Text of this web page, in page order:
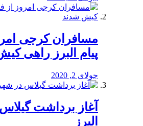
مسافران کرجی
پیام البرز راهی
جولای 2, 2020
آغاز برداشت
البرز